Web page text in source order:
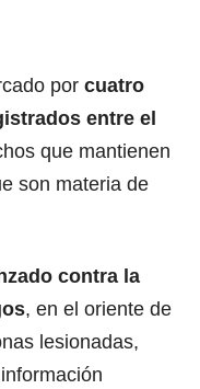
por cuatro
entre el
que mantienen
son materia de
contra la
, en el oriente de
lesionadas,